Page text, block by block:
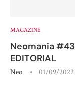
MAGAZINE
Neomania #43
EDITORIAL
Neo 01/09/2022